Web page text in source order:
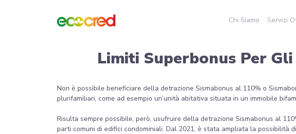
Chi Siamo Servizi
Limiti Superbonus Per
Non è possibile beneficiare della detrazione Sismabonus al 110% o
plurifamiliari, come ad esempio un’unità abitativa situata in un immobile
Risulta sempre possibile, però, usufruire della detrazione Sismabonus al
parti comuni di edifici condominiali. Dal 2021, è stata ampliata la